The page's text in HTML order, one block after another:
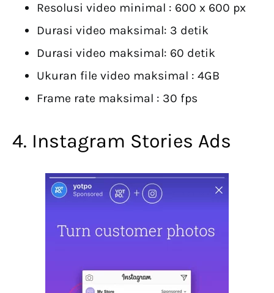
Resolusi video minimal : 600 x 600 px
Durasi video maksimal: 3 detik
Durasi video maksimal: 60 detik
Ukuran file video maksimal : 4GB
Frame rate maksimal : 30 fps
4. Instagram Stories Ads